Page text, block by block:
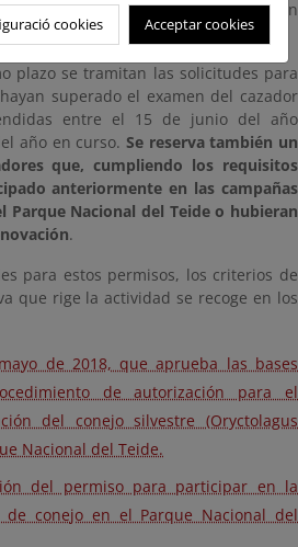
de caza menor, (adjuntando también
plazo se tramitan las solicitudes para
superado el examen del cazador
entre el 15 de junio del año
año en curso. Se reserva también un
que, cumpliendo los requisitos
anteriormente en las campañas
Parque Nacional del Teide o hubieran
.
para estos permisos, los criterios de
que rige la actividad se recoge en los
de 2018, que aprueba las bases
de autorización para el
del conejo silvestre (Oryctolagus
Nacional del Teide.
del permiso para participar en la
de conejo en el Parque Nacional del
cookies Acceptar cookies